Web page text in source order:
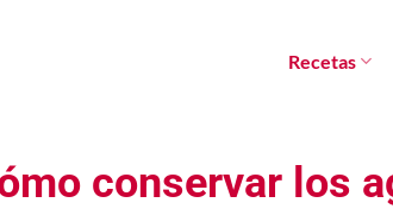
Recetas
conservar los